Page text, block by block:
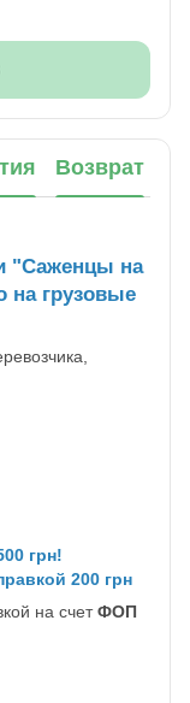
Возврат
"Саженцы на
на грузовые
грн!
200 грн
на счетФОП